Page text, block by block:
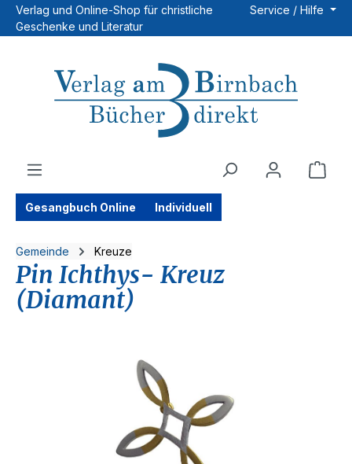
Zum Hauptinhalt springen
Verlag und Online-Shop für christliche
Geschenke und Literatur
Service / Hilfe
Gesangbuch Online Individuell
Gemeinde Kreuze
Pin Ichthys- Kreuz
(Diamant)
Bildergalerie überspringen